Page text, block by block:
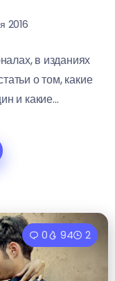
2016
в изданиях
о том, какие
и какие...
0 94 2